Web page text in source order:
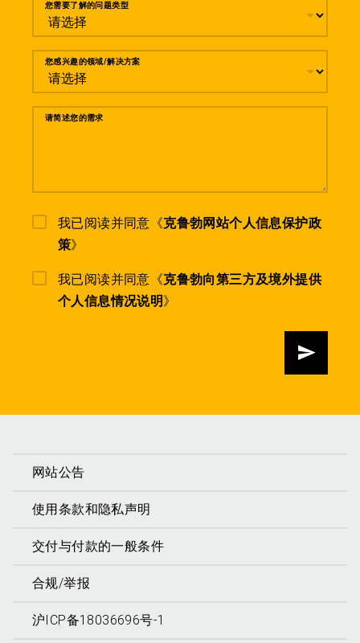
您需要了解的问题类型
您感兴趣的领域/解决方案
请简述您的需求
我已阅读并同意《克鲁勃网站个人信息保护政
策》
我已阅读并同意《克鲁勃向第三方及境外提供
个人信息情况说明》
发送
网站公告
使用条款和隐私声明
交付与付款的一般条件
合规/举报
沪ICP备18036696号-1